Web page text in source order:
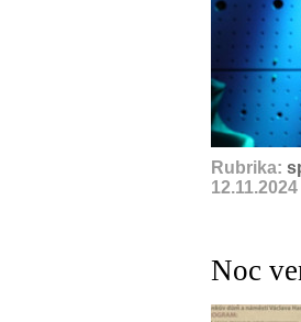
Rubrika:
12.11.2024
Noc